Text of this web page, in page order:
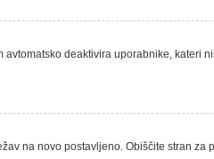
deaktivira uporabnike, kateri
na novo postavljeno. Obiščite stran za